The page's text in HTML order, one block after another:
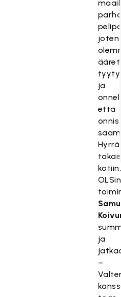
joten
ja
että
Hyrrän
kotiin,
OLSin
ja
–